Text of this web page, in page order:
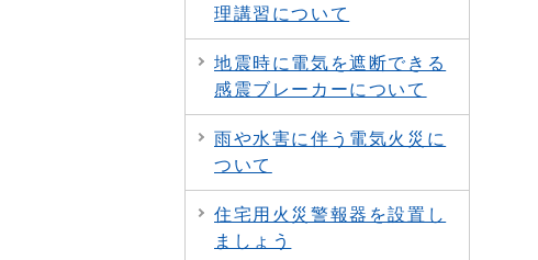
理講習について
地震時に電気を遮断できる
感震ブレーカーについて
雨や水害に伴う電気火災に
ついて
住宅用火災警報器を設置し
ましょう